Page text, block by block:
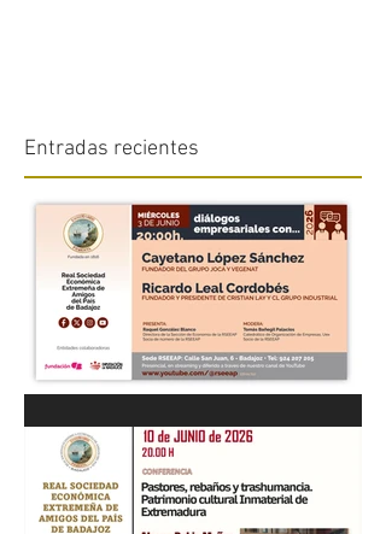
Entradas recientes
“DIÁLOGOS EMPRESARIALES
CON...” Cayetano López
Sánchez y Ricardo Leal